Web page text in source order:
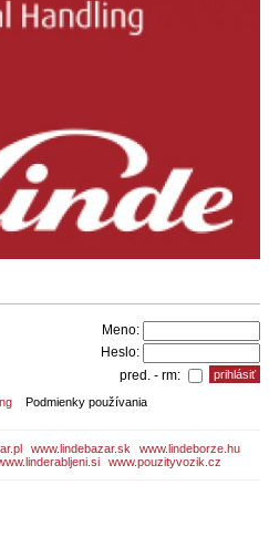
Meno:
Heslo:
pred. - rm:
Podmienky používania
www.lindebazar.sk
www.lindeborze.hu
www.pouzityvozik.cz